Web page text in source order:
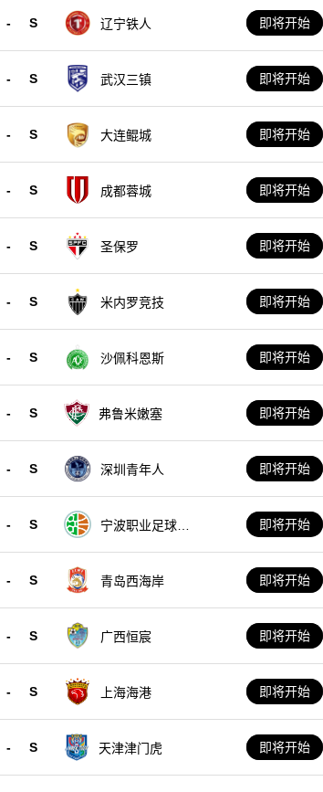
- S 辽宁铁人 即将开始
- S 武汉三镇 即将开始
- S 大连鲲城 即将开始
- S 成都蓉城 即将开始
- S 圣保罗 即将开始
- S 米内罗竞技 即将开始
- S 沙佩科恩斯 即将开始
- S 弗鲁米嫩塞 即将开始
- S 深圳青年人 即将开始
- S
宁波职业足球俱
即将开始
- S 青岛西海岸 即将开始
- S 广西恒宸 即将开始
- S 上海海港 即将开始
- S 天津津门虎 即将开始